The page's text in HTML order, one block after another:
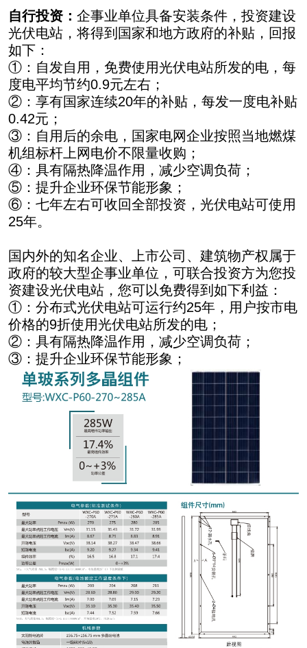
自行投资： 企事业单位具备安装条件，投资建设
光伏电站，将得到国家和地方政府的补贴，回报
如下：
①：自发自用，免费使用光伏电站所发的电，每
度电平均节约0.9元左右；
②：享有国家连续20年的补贴，每发一度电补贴
0.42元；
③：自用后的余电，国家电网企业按照当地燃煤
机组标杆上网电价不限量收购；
④：具有隔热降温作用，减少空调负荷；
⑤：提升企业环保节能形象；
⑥：七年左右可收回全部投资，光伏电站可使用
25年。
国内外的知名企业、上市公司、建筑物产权属于
政府的较大型企事业单位，可联合投资方为您投
资建设光伏电站，您可以免费得到如下利益：
①：分布式光伏电站可运行约25年，用户按市电
价格的9折使用光伏电站所发的电；
②：具有隔热降温作用，减少空调负荷；
③：提升企业环保节能形象；